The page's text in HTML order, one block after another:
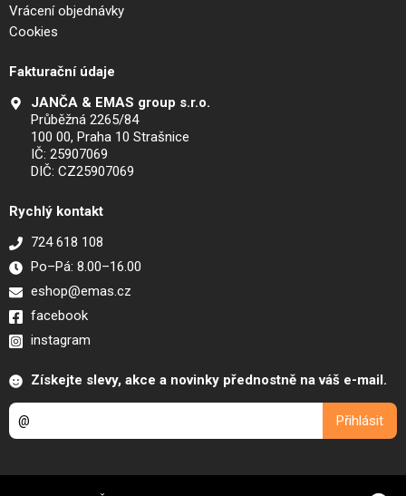
Vrácení objednávky
Cookies
Fakturační údaje
JANČA & EMAS group s.r.o.
Průběžná 2265/84
100 00, Praha 10 Strašnice
IČ: 25907069
DIČ: CZ25907069
Rychlý kontakt
724 618 108
Po–Pá: 8.00–16.00
eshop@emas.cz
facebook
instagram
Získejte slevy, akce a novinky přednostně na váš e-mail.